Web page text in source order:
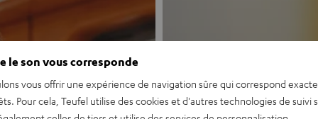
le son vous corresponde
vous offrir une expérience de navigation sûre qui correspond
Pour cela, Teufel utilise des cookies et d'autres technologies de suivi